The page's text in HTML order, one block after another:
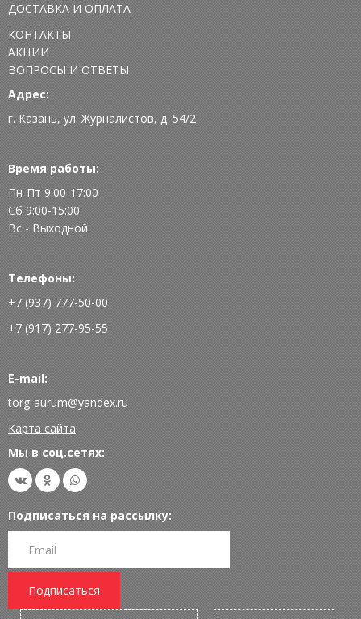
ДОСТАВКА И ОПЛАТА
КОНТАКТЫ
АКЦИИ
ВОПРОСЫ И ОТВЕТЫ
Адрес:
г. Казань, ул. Журналистов, д. 54/2
Время работы:
Пн-Пт 9:00-17:00
Сб 9:00-15:00
Вс - Выходной
Телефоны:
+7 (937) 777-50-00
+7 (917) 277-95-55
E-mail:
torg-aurum@yandex.ru
Карта сайта
Мы в соц.сетях:
Подписаться на рассылку:
Подписаться